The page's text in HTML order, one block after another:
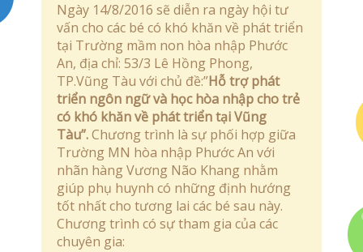
Ngày 14/8/2016 sẽ diễn ra ngày hội tư
vấn cho các bé có khó khăn về phát triển
tại Trường mầm non hòa nhập Phước
An, địa chỉ: 53/3 Lê Hồng Phong,
TP.Vũng Tàu với chủ đề:”Hỗ trợ phát
triển ngôn ngữ và học hòa nhập cho trẻ
có khó khăn về phát triển tại Vũng
Tàu”.Chương trình là sự phối hợp giữa
Trường MN hòa nhập Phước An với
nhãn hàng Vương Não Khang nhằm
giúp phụ huynh có những định hướng
tốt nhất cho tương lai các bé sau này.
Chương trình có sự tham gia của các
chuyên gia: